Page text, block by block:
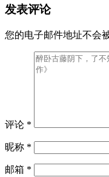
发表评论
您的电子邮件地址不会
评论 *
昵称 *
邮箱 *